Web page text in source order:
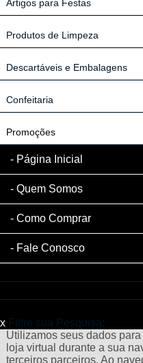
Artigos para Festas
Produtos de Limpeza
Descartáveis e Embalagens
Confeitaria
Promoções
Página Inicial
Quem Somos
Como Comprar
Fale Conosco
x Filtre sua Pesquisa:
Utilizamos seus dados
loja virtual durante a sua
terceiros parceiros. Ao